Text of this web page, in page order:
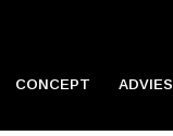
CONCEPT ADVIES